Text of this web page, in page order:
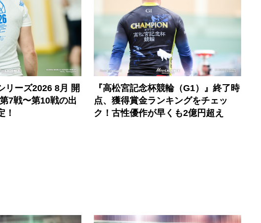
リーズ2026 8月 開
7戦〜第10戦の出
！
『高松宮記念杯競輪（G1）』終了時
点、獲得賞金ランキングをチェッ
ク！古性優作が早くも2億円超え